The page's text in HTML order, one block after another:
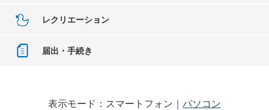
レクリエーション
届出・手続き
表示モード：スマートフォン｜ パソコン